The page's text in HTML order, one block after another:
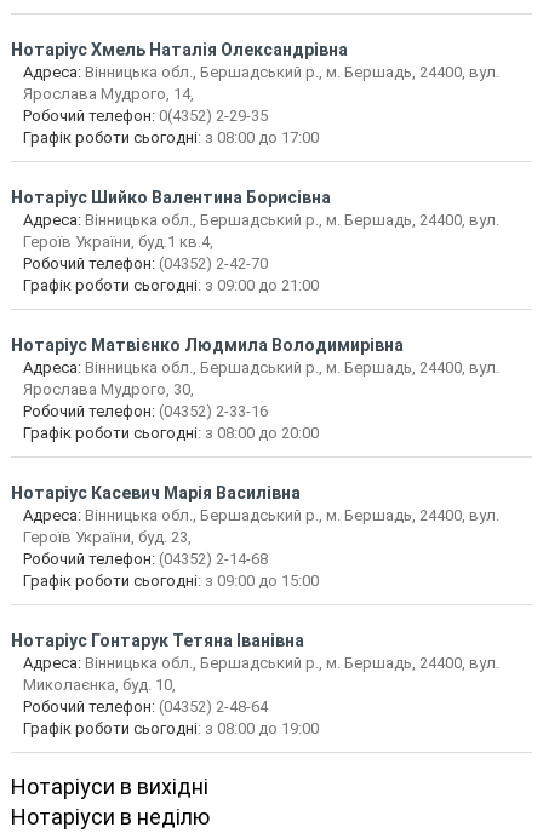
НотаріусХмель Наталія Олександрівна
Адреса:Вінницька обл., Бершадський р., м. Бершадь, 24400, вул.
Ярослава Мудрого, 14,
Робочий телефон:0(4352) 2-29-35
Графік роботи сьогодні: з 08:00 до 17:00
Нотаріус Шийко Валентина Борисівна
Адреса:Вінницька обл., Бершадський р., м. Бершадь, 24400, вул.
Героїв України, буд.1 кв.4,
Робочий телефон:(04352) 2-42-70
Графік роботи сьогодні: з 09:00 до 21:00
Нотаріус Матвієнко Людмила Володимирівна
Адреса:Вінницька обл., Бершадський р., м. Бершадь, 24400, вул.
Ярослава Мудрого, 30,
Робочий телефон:(04352) 2-33-16
Графік роботи сьогодні: з 08:00 до 20:00
Нотаріус Касевич Марія Василівна
Адреса:Вінницька обл., Бершадський р., м. Бершадь, 24400, вул.
Героїв України, буд. 23,
Робочий телефон:(04352) 2-14-68
Графік роботи сьогодні: з 09:00 до 15:00
Нотаріус Гонтарук Тетяна Іванівна
Адреса:Вінницька обл., Бершадський р., м. Бершадь, 24400, вул.
Миколаєнка, буд. 10,
Робочий телефон:(04352) 2-48-64
Графік роботи сьогодні: з 08:00 до 19:00
Нотаріуси в вихідні
Нотаріуси в неділю